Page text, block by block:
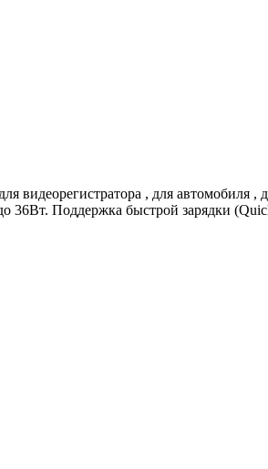
видеорегистратора , для
36Вт. Поддержка быстрой зарядки